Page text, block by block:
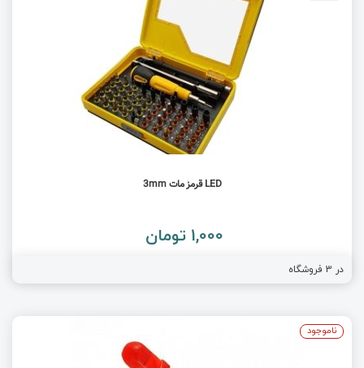
LED قرمز مات 3mm
1,000 تومان
در 3 فروشگاه
ناموجود